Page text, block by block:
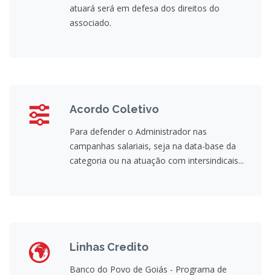
atuará será em defesa dos direitos do
associado.
Acordo Coletivo
Para defender o Administrador nas
campanhas salariais, seja na data-base da
categoria ou na atuação com intersindicais...
Linhas Credito
Banco do Povo de Goiás - Programa de